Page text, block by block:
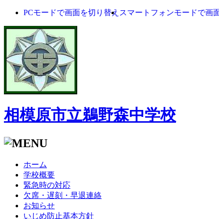
PCモードで画面を切り替え スマートフォンモードで画
相模原市立鵜野森中学校
ホーム
学校概要
緊急時の対応
欠席・遅刻・早退連絡
お知らせ
いじめ防止基本方針